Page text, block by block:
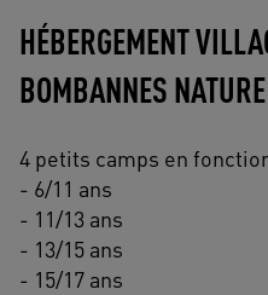
HÉBERGEMENT
BOMBANNES
4 petits camps en
- 6/11 ans
- 11/13 ans
- 13/15 ans
- 15/17 ans